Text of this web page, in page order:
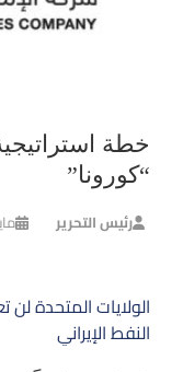
خطة
“كورونا”
رئيس التحرير مايو
تصفّح
المقالات
الولايات المتحدة لن
النفط الإيراني